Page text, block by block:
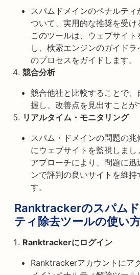
スパムドメインのペナルテ
ついて、実用的な推奨を受け
このツールは、ウェブサイ
し、検索エンジンのガイド
のプロセスをガイドします。
競合分析
競合他社と比較することで
握し、改善点を見出すことが
リアルタイム・モニタリング
スパム・ドメインの問題の
にウェブサイトを監視しま
アプローチにより、問題に
ンで評判の良いサイトを維持
す。
Ranktrackerのスパム
ティ除去ツールの使い
Ranktrackerにログイン
Ranktrackerアカウントにア